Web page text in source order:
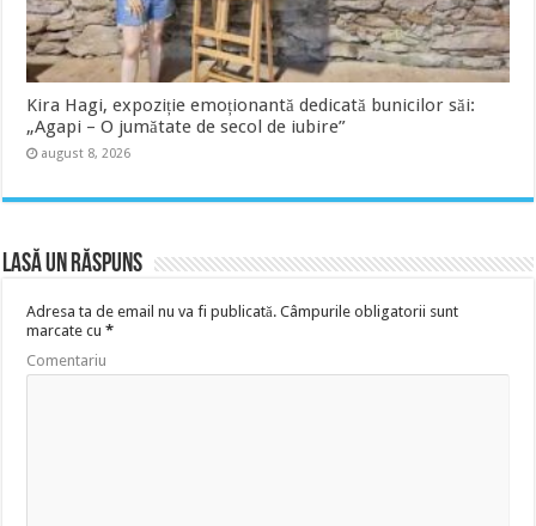
Kira Hagi, expoziție emoționantă dedicată bunicilor săi:
„Agapi – O jumătate de secol de iubire”
august 8, 2026
Lasă un răspuns
Adresa ta de email nu va fi publicată. Câmpurile obligatorii sunt
marcate cu*
Comentariu